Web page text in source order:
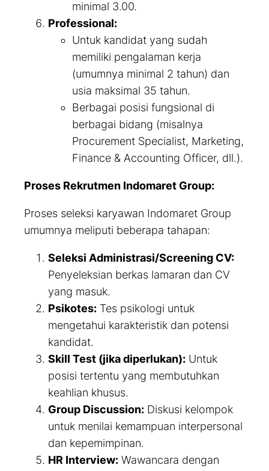
minimal 3.00.
Professional:
Untuk kandidat yang sudah
memiliki pengalaman kerja
(umumnya minimal 2 tahun) dan
usia maksimal 35 tahun.
Berbagai posisi fungsional di
berbagai bidang (misalnya
Procurement Specialist, Marketing,
Finance & Accounting Officer, dll.).
Proses Rekrutmen Indomaret Group:
Proses seleksi karyawan Indomaret Group
umumnya meliputi beberapa tahapan:
Seleksi Administrasi/Screening CV:
Penyeleksian berkas lamaran dan CV
yang masuk.
Psikotes: Tes psikologi untuk
mengetahui karakteristik dan potensi
kandidat.
Skill Test (jika diperlukan): Untuk
posisi tertentu yang membutuhkan
keahlian khusus.
Group Discussion: Diskusi kelompok
untuk menilai kemampuan interpersonal
dan kepemimpinan.
HR Interview: Wawancara dengan